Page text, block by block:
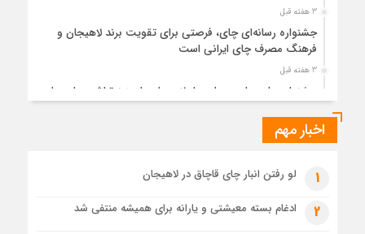
3 هفته قبل
جشنواره رسانه‌ای چای، فرصتی برای تقویت برند لاهیجان و
فرهنگ مصرف چای ایرانی است
3 هفته قبل
جشنواره ملی چای، حمایت از لاهیجان یا هزینه‌تراشی برای چای
ایرانی!؟
4 هفته قبل
4 هفته قبل
رئوف
اخبار مهم
1 لو رفتن انبار چای قاچاق در لاهیجان
2 ادغام بسته معیشتی و یارانه برای همیشه منتفی شد